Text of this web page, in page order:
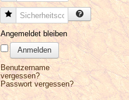
Sicherheitscode
Angemeldet bleiben
Anmelden
Benutzername
vergessen?
Passwort vergessen?